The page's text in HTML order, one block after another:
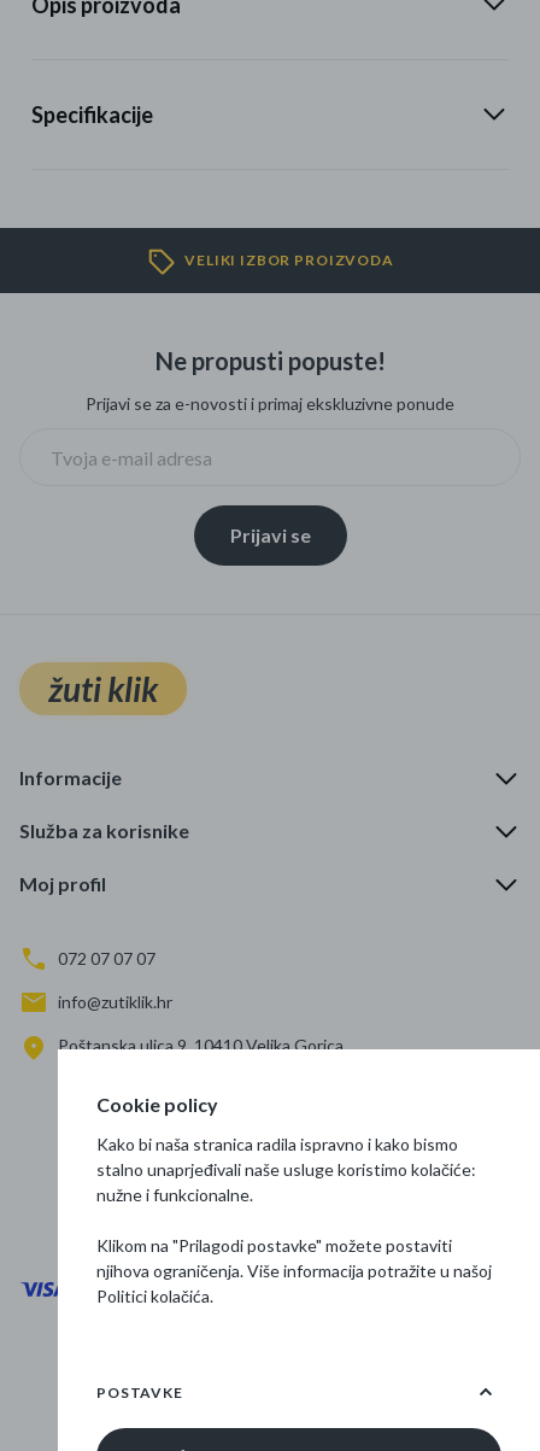
Specifikacije
VELIKI IZBOR PROIZVODA
Ne propusti popuste!
Prijavi se za e-novosti i primaj ekskluzivne ponude
Prijavi se
žuti klik
Informacije
Služba za korisnike
Moj profil
072 07 07 07
info@zutiklik.hr
Poštanska ulica 9, 10410 Velika Gorica
Prati nas
Osnovne informacije
Cookie policy
Kako bi naša stranica radila ispravno i kako bismo
stalno unaprjeđivali naše usluge koristimo kolačiće:
nužne i funkcionalne.
Klikom na "Prilagodi postavke" možete postaviti
njihova ograničenja. Više informacija potražite u našoj
Politici kolačića.
POSTAVKE